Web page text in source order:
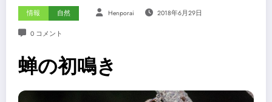
情報 自然 Henporai 2018年6月29日
0 コメント
蝉の初鳴き